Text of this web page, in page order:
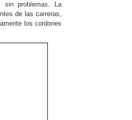
sin problemas. La
de las carreras,
los cordones